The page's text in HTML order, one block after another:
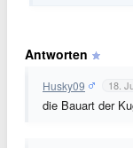
Antworten
Husky09 18.
die Bauart der